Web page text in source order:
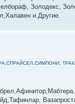
Золодекс,
и Другие.